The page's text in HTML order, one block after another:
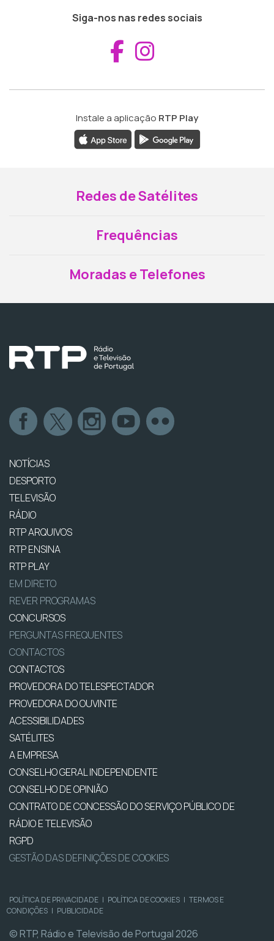
Siga-nos nas redes sociais
Aceder ao
Instale a aplicação RTP Play
Redes de Satélites
Frequências
Moradas e Telefones
NOTÍCIAS
DESPORTO
TELEVISÃO
RÁDIO
RTP ARQUIVOS
RTP ENSINA
RTP PLAY
EM DIRETO
REVER PROGRAMAS
CONCURSOS
PERGUNTAS FREQUENTES
CONTACTOS
CONTACTOS
PROVEDORA DO TELESPECTADOR
PROVEDORA DO OUVINTE
ACESSIBILIDADES
SATÉLITES
A EMPRESA
CONSELHO GERAL INDEPENDENTE
CONSELHO DE OPINIÃO
CONTRATO DE CONCESSÃO DO SERVIÇO PÚBLICO DE
RÁDIO E TELEVISÃO
RGPD
GESTÃO DAS DEFINIÇÕES DE COOKIES
POLÍTICA DE PRIVACIDADE | POLÍTICA DE COOKIES | TERMOS E
CONDIÇÕES | PUBLICIDADE
© RTP, Rádio e Televisão de Portugal 2026